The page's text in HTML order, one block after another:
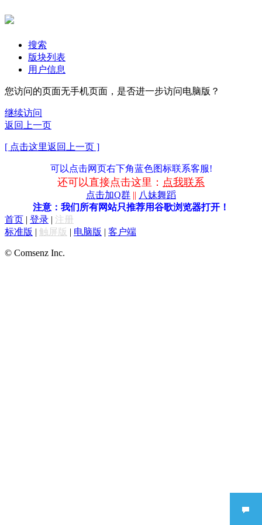
搜索
版块列表
用户信息
您访问的页面无手机页面，是否进一步访问电脑版？
继续访问
返回上一页
[ 点击这里返回上一页 ]
可以点击网页右下角蓝色图标联系客服!
还可以直接点击这里： 点我联系
点击加Q群 || 八妹舞蹈
注意：我们所有网站只推荐用谷歌浏览器打开！
首页 | 登录 | 注册
标准版 | 触屏版 | 电脑版 | 客户端
© Comsenz Inc.